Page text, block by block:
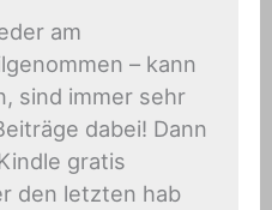
am
– kann
sind immer sehr
dabei! Dann
gratis
den letzten hab